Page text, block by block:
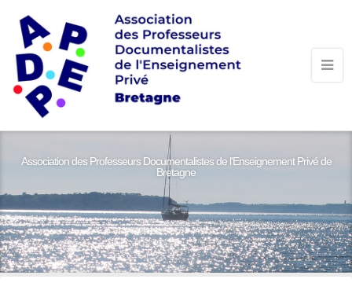
Association des Professeurs Documentalistes de l'Enseignement Privé de
Bretagne